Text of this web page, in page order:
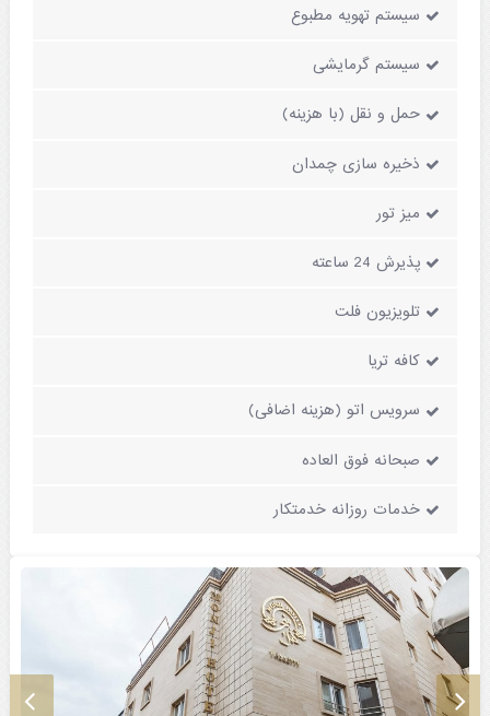
سیستم تهویه مطبوع
سیستم گرمایشی
حمل و نقل (با هزینه)
ذخیره سازی چمدان
میز تور
پذیرش 24 ساعته
تلویزیون فلت
کافه تریا
سرویس اتو (هزینه اضافی)
صبحانه فوق العاده
خدمات روزانه خدمتکار